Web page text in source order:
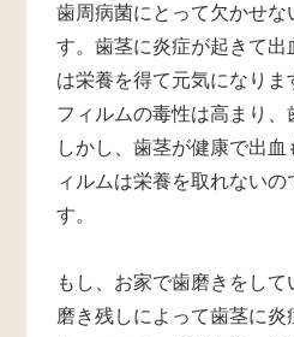
歯周病菌にとって欠かせな
す。歯茎に炎症が起きて
は栄養を得て元気になり
フィルムの毒性は高まり、
しかし、歯茎が健康で出
ィルムは栄養を取れないの
す。
もし、お家で歯磨きをして
磨き残しによって歯茎に